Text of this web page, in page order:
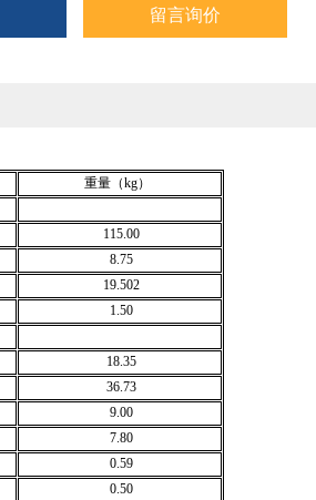
留言询价
重量 （kg）
115.00
8.75
19.502
1.50
18.35
36.73
9.00
7.80
0.59
0.50